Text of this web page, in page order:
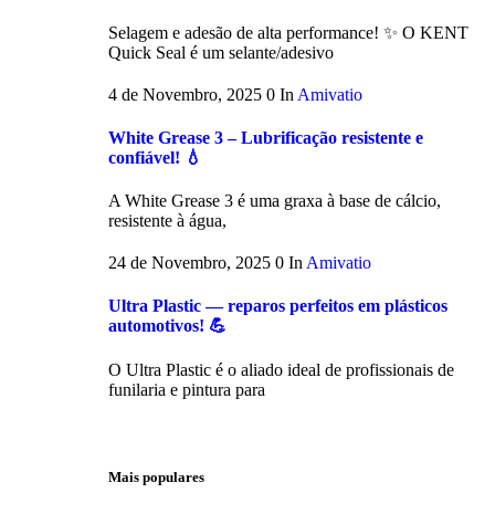
Selagem e adesão de alta performance! ✨ O KENT
Quick Seal é um selante/adesivo
4 de Novembro, 2025 0 In Amivatio
White Grease 3 – Lubrificação resistente e
confiável! 💧
A White Grease 3 é uma graxa à base de cálcio,
resistente à água,
24 de Novembro, 2025 0 In Amivatio
Ultra Plastic — reparos perfeitos em plásticos
automotivos! 💪
O Ultra Plastic é o aliado ideal de profissionais de
funilaria e pintura para
Mais populares